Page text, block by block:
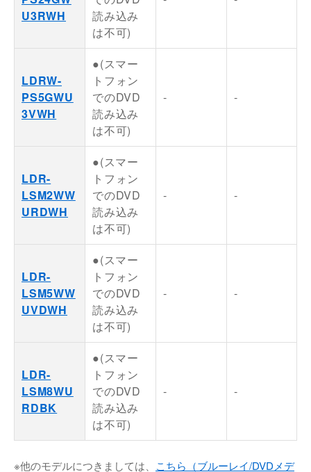
U3RWH
読み込み
は不可)
LDRW-
PS5GWU
3VWH
●(スマー
トフォン
でのDVD
読み込み
は不可)
- -
LDR-
LSM2WW
URDWH
●(スマー
トフォン
でのDVD
読み込み
は不可)
- -
LDR-
LSM5WW
UVDWH
●(スマー
トフォン
でのDVD
読み込み
は不可)
- -
LDR-
LSM8WU
RDBK
●(スマー
トフォン
でのDVD
読み込み
は不可)
- -
※他のモデルにつきましては、 こちら（ブルーレイ/DVDメデ